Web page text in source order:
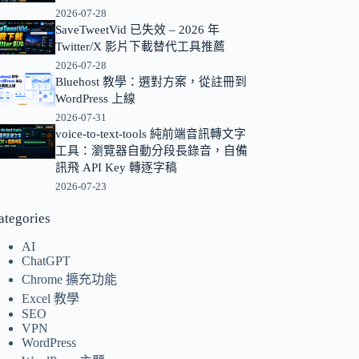
2026-07-28
SaveTweetVid 已失效 – 2026 年
Twitter/X 影片下載替代工具推薦
2026-07-28
Bluehost 教學：選對方案，從註冊到
WordPress 上線
2026-07-31
voice-to-text-tools 純前端音訊轉文字
工具：瀏覽器自動分段長錄音，自備
訊飛 API Key 轉逐字稿
2026-07-23
AI
ChatGPT
Chrome 擴充功能
Excel 教學
SEO
VPN
WordPress